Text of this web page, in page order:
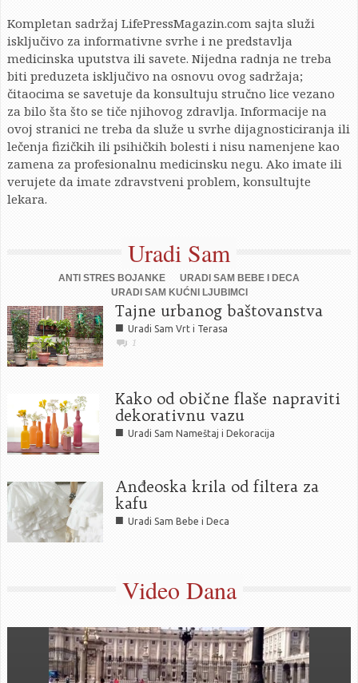
Kompletan sadržaj LifePressMagazin.com sajta služi
isključivo za informativne svrhe i ne predstavlja
medicinska uputstva ili savete. Nijedna radnja ne treba
biti preduzeta isključivo na osnovu ovog sadržaja;
čitaocima se savetuje da konsultuju stručno lice vezano
za bilo šta što se tiče njihovog zdravlja. Informacije na
ovoj stranici ne treba da služe u svrhe dijagnosticiranja ili
lečenja fizičkih ili psihičkih bolesti i nisu namenjene kao
zamena za profesionalnu medicinsku negu. Ako imate ili
verujete da imate zdravstveni problem, konsultujte
lekara.
Uradi Sam
ANTI STRES BOJANKE
URADI SAM BEBE I DECA
URADI SAM KUĆNI LJUBIMCI
Tajne urbanog baštovanstva
■ Uradi Sam Vrt i Terasa
1
Kako od obične flaše napraviti
dekorativnu vazu
■ Uradi Sam Nameštaj i Dekoracija
Anđeoska krila od filtera za
kafu
■ Uradi Sam Bebe i Deca
Video Dana